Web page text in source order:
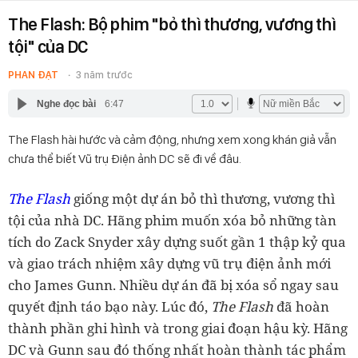
The Flash: Bộ phim "bỏ thì thương, vương thì
tội" của DC
PHAN ĐẠT 3 năm trước
Nghe đọc bài 6:47
The Flash hài hước và cảm động, nhưng xem xong khán giả vẫn
chưa thể biết Vũ trụ Điện ảnh DC sẽ đi về đâu.
The Flash giống một dự án bỏ thì thương, vương thì
tội của nhà DC. Hãng phim muốn xóa bỏ những tàn
tích do Zack Snyder xây dựng suốt gần 1 thập kỷ qua
và giao trách nhiệm xây dựng vũ trụ điện ảnh mới
cho James Gunn. Nhiều dự án đã bị xóa sổ ngay sau
quyết định táo bạo này. Lúc đó, The Flash đã hoàn
thành phần ghi hình và trong giai đoạn hậu kỳ. Hãng
DC và Gunn sau đó thống nhất hoàn thành tác phẩm